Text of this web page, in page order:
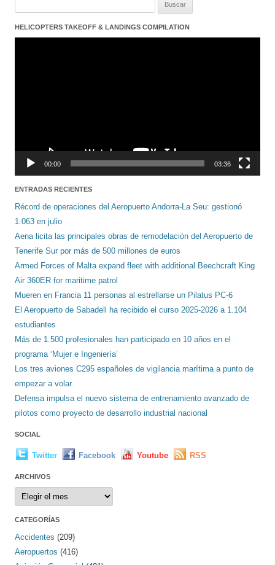
HELICOPTERS TAKEOFF & LANDINGS COMPILATION
00:00 03:36
ENTRADAS RECIENTES
Récord de operaciones del Aeropuerto Andorra-La Seu: gestionó
1.063 en julio
Aena licita las principales obras de remodelación del Aeropuerto de
Tenerife Sur por más de 500 millones de euros
Armed Forces of Malta expand fleet with additional Beechcraft King
Air 360ER for maritime patrol
Mueren en Francia 11 personas al estrellarse un Pilatus PC-6
El Aeropuerto de Sabadell ha recibido el curso 2025-2026 a 1.104
estudiantes
Más de 1.500 profesionales han participado en 10 años en el
programa ‘Mujer e Ingeniería’
Los tres aviones C295 españoles de vigilancia marítima a punto de
empezar a volar
Defensa impulsa el nuevo sistema de entrenamiento avanzado de
pilotos como proyecto de desarrollo industrial nacional
SOCIAL
Twitter Facebook Youtube RSS
ARCHIVOS
Archivos
CATEGORÍAS
Accidentes (209)
Aeropuertos (416)